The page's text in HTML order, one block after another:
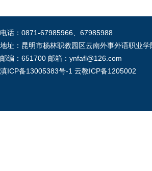
电话：0871-67985966、67985988
地址：昆明市杨林职教园区云南外事外语职业学
邮编：651700 邮箱：ynfafl@126.com
滇ICP备13005383号-1 云教ICP备1205002